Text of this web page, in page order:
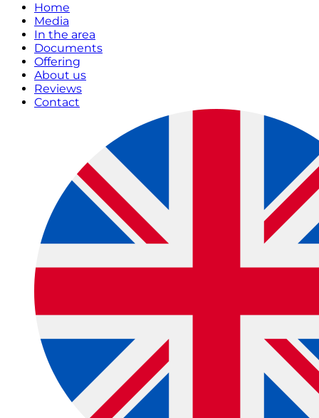
Home
Media
In the area
Documents
Offering
About us
Reviews
Contact